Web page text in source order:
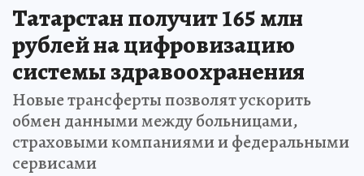
Татарстан получит 165 млн
рублей на цифровизацию
системы здравоохранения
Новые трансферты позволят ускорить
обмен данными между больницами,
страховыми компаниями и федеральными
сервисами